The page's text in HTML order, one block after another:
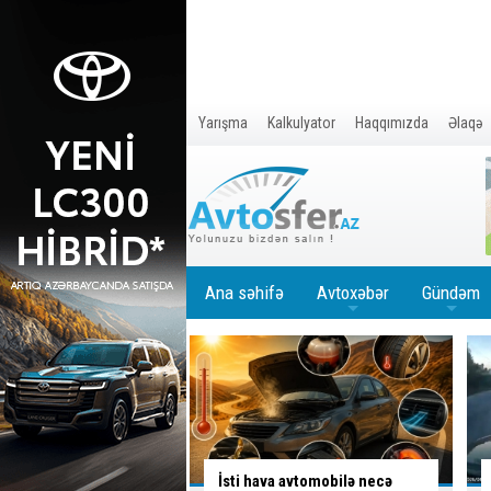
Yarışma Kalkulyator Haqqımızda Əlaqə
Ana səhifə Avtoxəbər Gündəm
necə
Ölümlə yadda qalan yolda